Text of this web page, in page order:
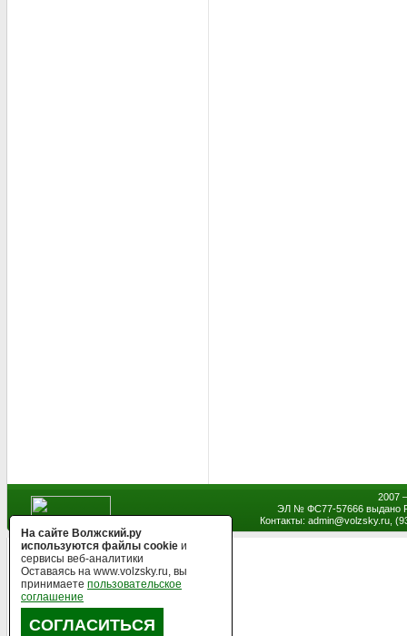
2007
ЭЛ № ФС77-57666 выдано
Контакты: admin@volzsky.ru,
На сайте Волжский.ру
используются файлы cookie и
сервисы веб-аналитики
Оставаясь на www.volzsky.ru, вы
принимаете пользовательское
соглашение
СОГЛАСИТЬСЯ